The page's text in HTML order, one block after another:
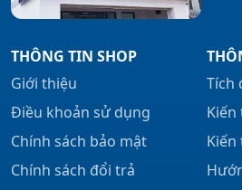
THÔNG TIN SHOP
Giới thiệu
Điều khoản sử dụng
Chính sách bảo mật
Chính sách đổi trả
Tích
Kiến